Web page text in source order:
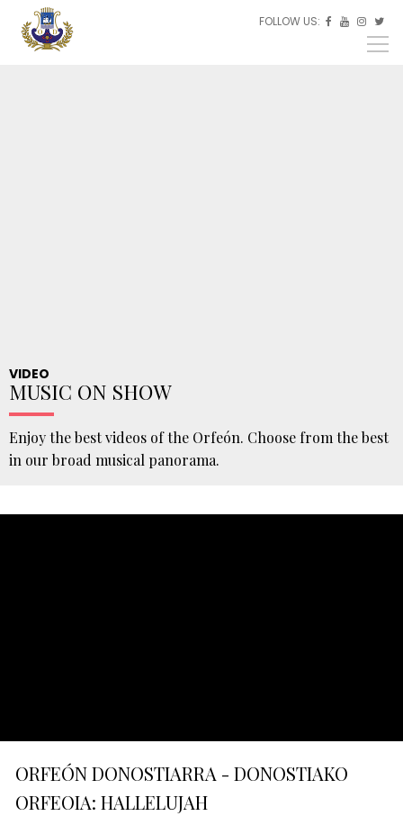
Skip to main content
FOLLOW US:   
EU
EN
VIDEO
MUSIC ON SHOW
Enjoy the best videos of the Orfeón. Choose from the best
in our broad musical panorama.
are
ORFEÓN DONOSTIARRA - DONOSTIAKO
ORFEOIA: HALLELUJAH